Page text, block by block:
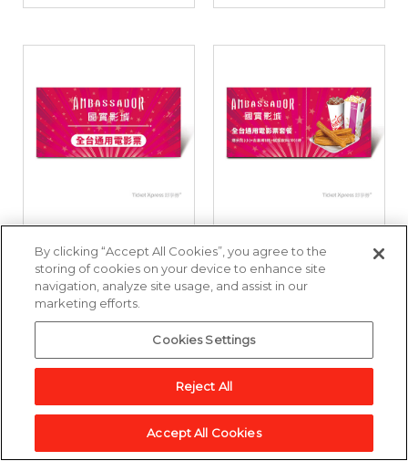
影票好禮即享券
3,857點
加入兌換清單
影票套餐好禮即享券
加入兌換清單
By clicking “Accept All Cookies”, you agree to the
storing of cookies on your device to enhance site
navigation, analyze site usage, and assist in our
marketing efforts.
Cookies Settings
Reject All
Accept All Cookies